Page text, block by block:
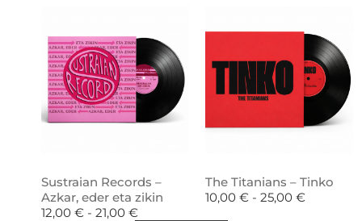
Sustraian Records –
Azkar, eder eta zikin
12,00 € - 21,00 €
The Titanians – Tinko
10,00 € - 25,00 €